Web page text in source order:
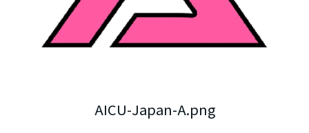
AICU-Japan-A.png